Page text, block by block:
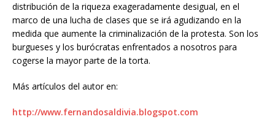
distribución de la riqueza exageradamente desigual, en el
marco de una lucha de clases que se irá agudizando en la
medida que aumente la criminalización de la protesta. Son los
burgueses y los burócratas enfrentados a nosotros para
cogerse la mayor parte de la torta.
Más artículos del autor en:
http://www.fernandosaldivia.blogspot.com